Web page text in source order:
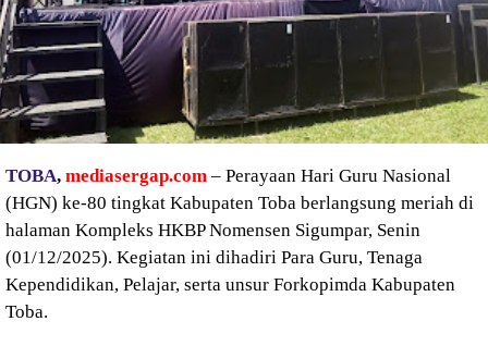
TOBA, mediasergap.com – Perayaan Hari Guru Nasional
(HGN) ke-80 tingkat Kabupaten Toba berlangsung meriah di
halaman Kompleks HKBP Nomensen Sigumpar, Senin
(01/12/2025). Kegiatan ini dihadiri Para Guru, Tenaga
Kependidikan, Pelajar, serta unsur Forkopimda Kabupaten
Toba.